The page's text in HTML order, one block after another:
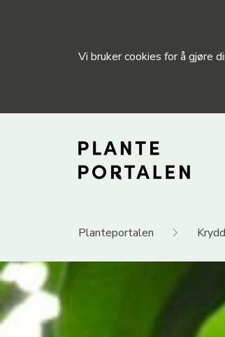
Planteportalen
Vi bruker cookies for å gjøre